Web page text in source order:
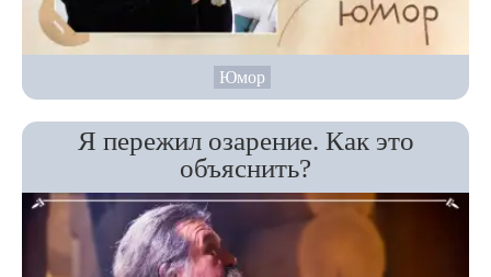
Юмор
Я пережил озарение. Как это
объяснить?